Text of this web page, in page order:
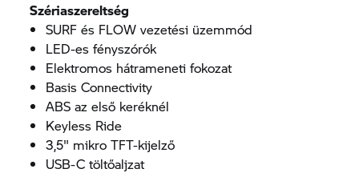
Szériaszereltség
SURF és FLOW vezetési üzemmód
LED-es fényszórók
Elektromos hátrameneti fokozat
Basis Connectivity
ABS az első keréknél
Keyless Ride
3,5" mikro TFT-kijelző
USB-C töltőaljzat